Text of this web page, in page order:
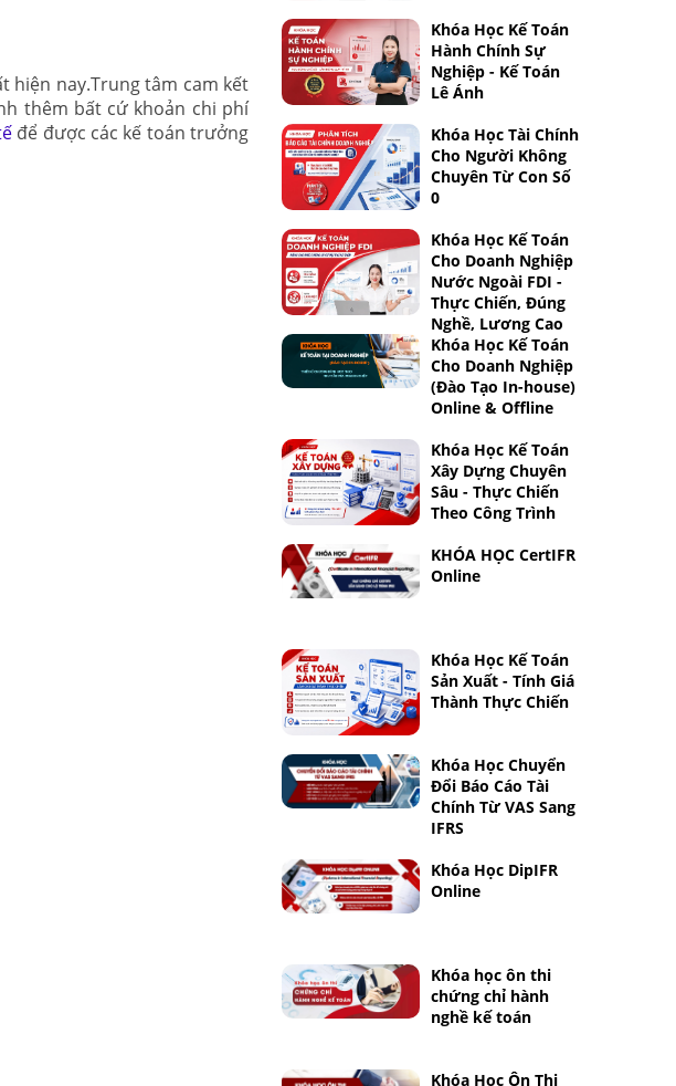
nay.Trung tâm cam kết
thêm bất cứ khoản chi phí
để được các kế toán trưởng
Khóa Học Kế Toán
Hành Chính Sự
Nghiệp - Kế Toán
Lê Ánh
Khóa Học Tài Chính
Cho Người Không
Chuyên Từ Con Số
0
Khóa Học Kế Toán
Cho Doanh Nghiệp
Nước Ngoài FDI -
Thực Chiến, Đúng
Nghề, Lương Cao
Khóa Học Kế Toán
Cho Doanh Nghiệp
(Đào Tạo In-house)
Online & Offline
Khóa Học Kế Toán
Xây Dựng Chuyên
Sâu - Thực Chiến
Theo Công Trình
KHÓA HỌC CertIFR
Online
Khóa Học Kế Toán
Sản Xuất - Tính Giá
Thành Thực Chiến
Khóa Học Chuyển
Đổi Báo Cáo Tài
Chính Từ VAS Sang
IFRS
Khóa Học DipIFR
Online
Khóa học ôn thi
chứng chỉ hành
nghề kế toán
Khóa Học Ôn Thi